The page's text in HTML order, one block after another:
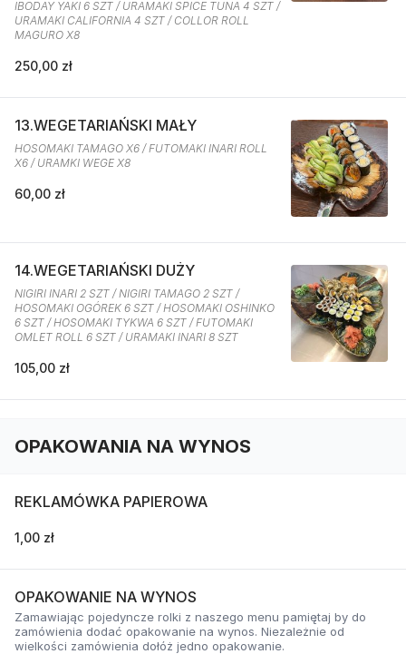
IBODAY YAKI 6 SZT / URAMAKI SPICE TUNA 4 SZT /
URAMAKI CALIFORNIA 4 SZT / COLLOR ROLL
MAGURO X8
250,00 zł
13.WEGETARIAŃSKI MAŁY
HOSOMAKI TAMAGO X6 / FUTOMAKI INARI ROLL
X6 / URAMKI WEGE X8
60,00 zł
14.WEGETARIAŃSKI DUŻY
NIGIRI INARI 2 SZT / NIGIRI TAMAGO 2 SZT /
HOSOMAKI OGÓREK 6 SZT / HOSOMAKI OSHINKO
6 SZT / HOSOMAKI TYKWA 6 SZT / FUTOMAKI
OMLET ROLL 6 SZT / URAMAKI INARI 8 SZT
105,00 zł
OPAKOWANIA NA WYNOS
REKLAMÓWKA PAPIEROWA
1,00 zł
OPAKOWANIE NA WYNOS
Zamawiając pojedyncze rolki z naszego menu pamiętaj by do
zamówienia dodać opakowanie na wynos. Niezależnie od
wielkości zamówienia dołóż jedno opakowanie.